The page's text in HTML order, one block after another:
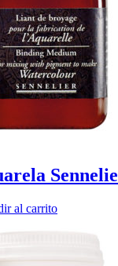
al carrito